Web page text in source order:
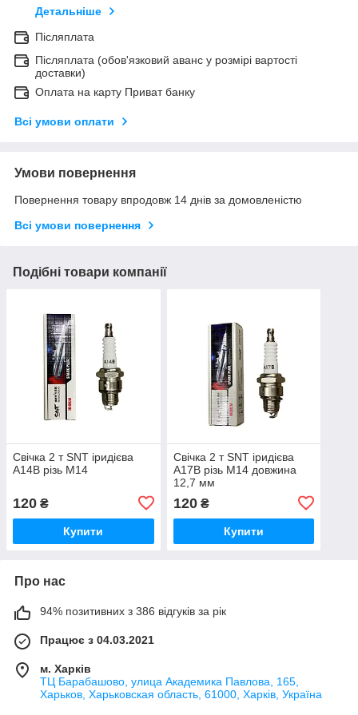
Детальніше
Післяплата
Післяплата (обов'язковий аванс у розмірі вартості
доставки)
Оплата на карту Приват банку
Всі умови оплати
Умови повернення
Повернення товару впродовж 14 днів за домовленістю
Всі умови повернення
Подібні товари компанії
Свічка 2 т SNT іридієва
A14B різь М14
120 ₴
Купити
Свічка 2 т SNT іридієва
A17B різь М14 довжина
12,7 мм
120₴
Купити
Про нас
94% позитивних з 386 відгуків за рік
Працює з 04.03.2021
м. Харків
ТЦ Барабашово, улица Академика Павлова, 165,
Харьков, Харьковская область, 61000, Харків, Україна